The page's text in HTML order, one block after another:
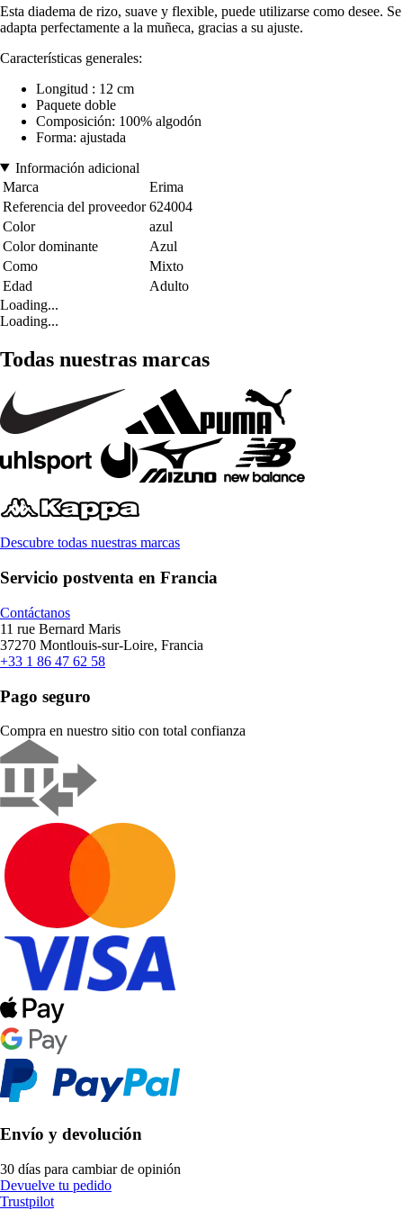
Esta diadema de rizo, suave y flexible, puede utilizarse como desee. Se
adapta perfectamente a la muñeca, gracias a su ajuste.
Características generales:
Longitud : 12 cm
Paquete doble
Composición: 100% algodón
Forma: ajustada
Información adicional
Marca
Erima
Referencia del proveedor 624004
Color
azul
Color dominante
Azul
Como
Mixto
Edad
Adulto
Loading...
Loading...
Todas nuestras marcas
Descubre todas nuestras marcas
Servicio postventa en Francia
Contáctanos
11 rue Bernard Maris
37270 Montlouis-sur-Loire, Francia
+33 1 86 47 62 58
Pago seguro
Compra en nuestro sitio con total confianza
Envío y devolución
30 días para cambiar de opinión
Devuelve tu pedido
Trustpilot